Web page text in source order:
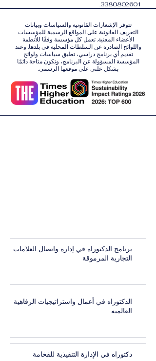
3380802601.
تتوفر الإشعارات القانونية والسياسات وبيانات
التعريف القانونية على المواقع الرسمية للمؤسسات
الأعضاء المعنية. تعمل كل مؤسسة وفقًا للأنظمة
واللوائح الصادرة عن السلطات المحلية في بلدها. وعند
تقديم أي برنامج دراسي، تطبق سياسات ولوائح
المؤسسة المسؤولة عن البرنامج، وتكون متاحة دائمًا
بشكل علني على موقعها الرسمي.
برنامج الدكتوراه في إدارة واتصال العلامات
التجارية المرموقة
الدكتوراه في أعمال واستراتيجيات الرفاهية
العالمية
دكتوراه في الإدارة التنفيذية للفخامة